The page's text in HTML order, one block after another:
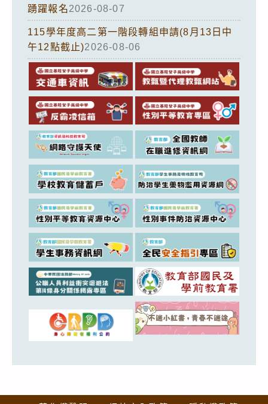
踴躍報名2026-08-07
115學年度高二第一階段轉組申請(8月13日中
午12點截止)2026-08-06